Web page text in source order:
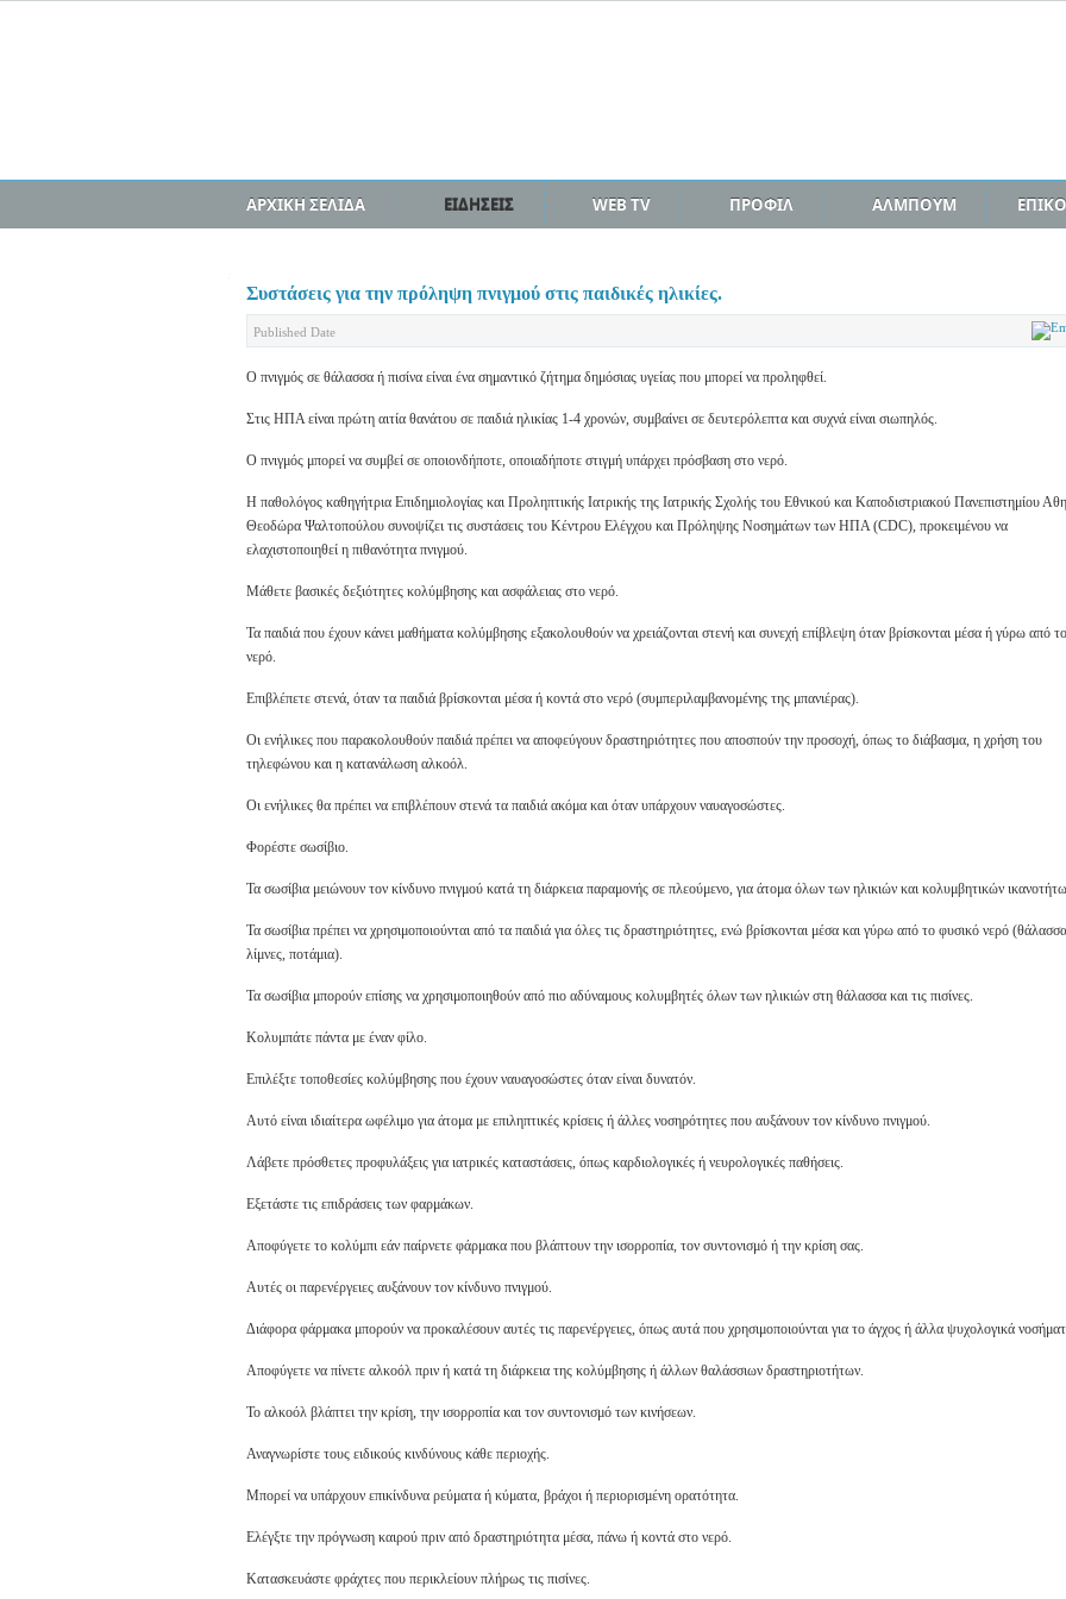
ΑΡΧΙΚΗ ΣΕΛΙΔΑ ΕΙΔΗΣΕΙΣ WEB TV ΠΡΟΦΙΛ ΑΛΜΠΟΥΜ
Συστάσεις για την πρόληψη πνιγμού στις παιδικές ηλικίες.
Published Date
Ο πνιγμός σε θάλασσα ή πισίνα είναι ένα σημαντικό ζήτημα δημόσιας υγείας που μπορεί να προληφθεί.
Στις ΗΠΑ είναι πρώτη αιτία θανάτου σε παιδιά ηλικίας 1-4 χρονών, συμβαίνει σε δευτερόλεπτα και συχνά είναι σιωπηλός.
Ο πνιγμός μπορεί να συμβεί σε οποιονδήποτε, οποιαδήποτε στιγμή υπάρχει πρόσβαση στο νερό.
Η παθολόγος καθηγήτρια Επιδημιολογίας και Προληπτικής Ιατρικής της Ιατρικής Σχολής του Εθνικού και Καποδιστριακού Πανεπιστημίου
Θεοδώρα Ψαλτοπούλου συνοψίζει τις συστάσεις του Κέντρου Ελέγχου και Πρόληψης Νοσημάτων των ΗΠΑ (CDC), προκειμένου να
ελαχιστοποιηθεί η πιθανότητα πνιγμού.
Μάθετε βασικές δεξιότητες κολύμβησης και ασφάλειας στο νερό.
Τα παιδιά που έχουν κάνει μαθήματα κολύμβησης εξακολουθούν να χρειάζονται στενή και συνεχή επίβλεψη όταν βρίσκονται μέσα ή γύρω από το
νερό.
Επιβλέπετε στενά, όταν τα παιδιά βρίσκονται μέσα ή κοντά στο νερό (συμπεριλαμβανομένης της μπανιέρας).
Οι ενήλικες που παρακολουθούν παιδιά πρέπει να αποφεύγουν δραστηριότητες που αποσπούν την προσοχή, όπως το διάβασμα, η χρήση του
τηλεφώνου και η κατανάλωση αλκοόλ.
Οι ενήλικες θα πρέπει να επιβλέπουν στενά τα παιδιά ακόμα και όταν υπάρχουν ναυαγοσώστες.
Φορέστε σωσίβιο.
Τα σωσίβια μειώνουν τον κίνδυνο πνιγμού κατά τη διάρκεια παραμονής σε πλεούμενο, για άτομα όλων των ηλικιών και κολυμβητικών
Τα σωσίβια πρέπει να χρησιμοποιούνται από τα παιδιά για όλες τις δραστηριότητες, ενώ βρίσκονται μέσα και γύρω από το φυσικό νερό
λίμνες, ποτάμια).
Τα σωσίβια μπορούν επίσης να χρησιμοποιηθούν από πιο αδύναμους κολυμβητές όλων των ηλικιών στη θάλασσα και τις πισίνες.
Κολυμπάτε πάντα με έναν φίλο.
Επιλέξτε τοποθεσίες κολύμβησης που έχουν ναυαγοσώστες όταν είναι δυνατόν.
Αυτό είναι ιδιαίτερα ωφέλιμο για άτομα με επιληπτικές κρίσεις ή άλλες νοσηρότητες που αυξάνουν τον κίνδυνο πνιγμού.
Λάβετε πρόσθετες προφυλάξεις για ιατρικές καταστάσεις, όπως καρδιολογικές ή νευρολογικές παθήσεις.
Εξετάστε τις επιδράσεις των φαρμάκων.
Αποφύγετε το κολύμπι εάν παίρνετε φάρμακα που βλάπτουν την ισορροπία, τον συντονισμό ή την κρίση σας.
Αυτές οι παρενέργειες αυξάνουν τον κίνδυνο πνιγμού.
Διάφορα φάρμακα μπορούν να προκαλέσουν αυτές τις παρενέργειες, όπως αυτά που χρησιμοποιούνται για το άγχος ή άλλα ψυχολογικά
Αποφύγετε να πίνετε αλκοόλ πριν ή κατά τη διάρκεια της κολύμβησης ή άλλων θαλάσσιων δραστηριοτήτων.
Το αλκοόλ βλάπτει την κρίση, την ισορροπία και τον συντονισμό των κινήσεων.
Αναγνωρίστε τους ειδικούς κινδύνους κάθε περιοχής.
Μπορεί να υπάρχουν επικίνδυνα ρεύματα ή κύματα, βράχοι ή περιορισμένη ορατότητα.
Ελέγξτε την πρόγνωση καιρού πριν από δραστηριότητα μέσα, πάνω ή κοντά στο νερό.
Κατασκευάστε φράχτες που περικλείουν πλήρως τις πισίνες.